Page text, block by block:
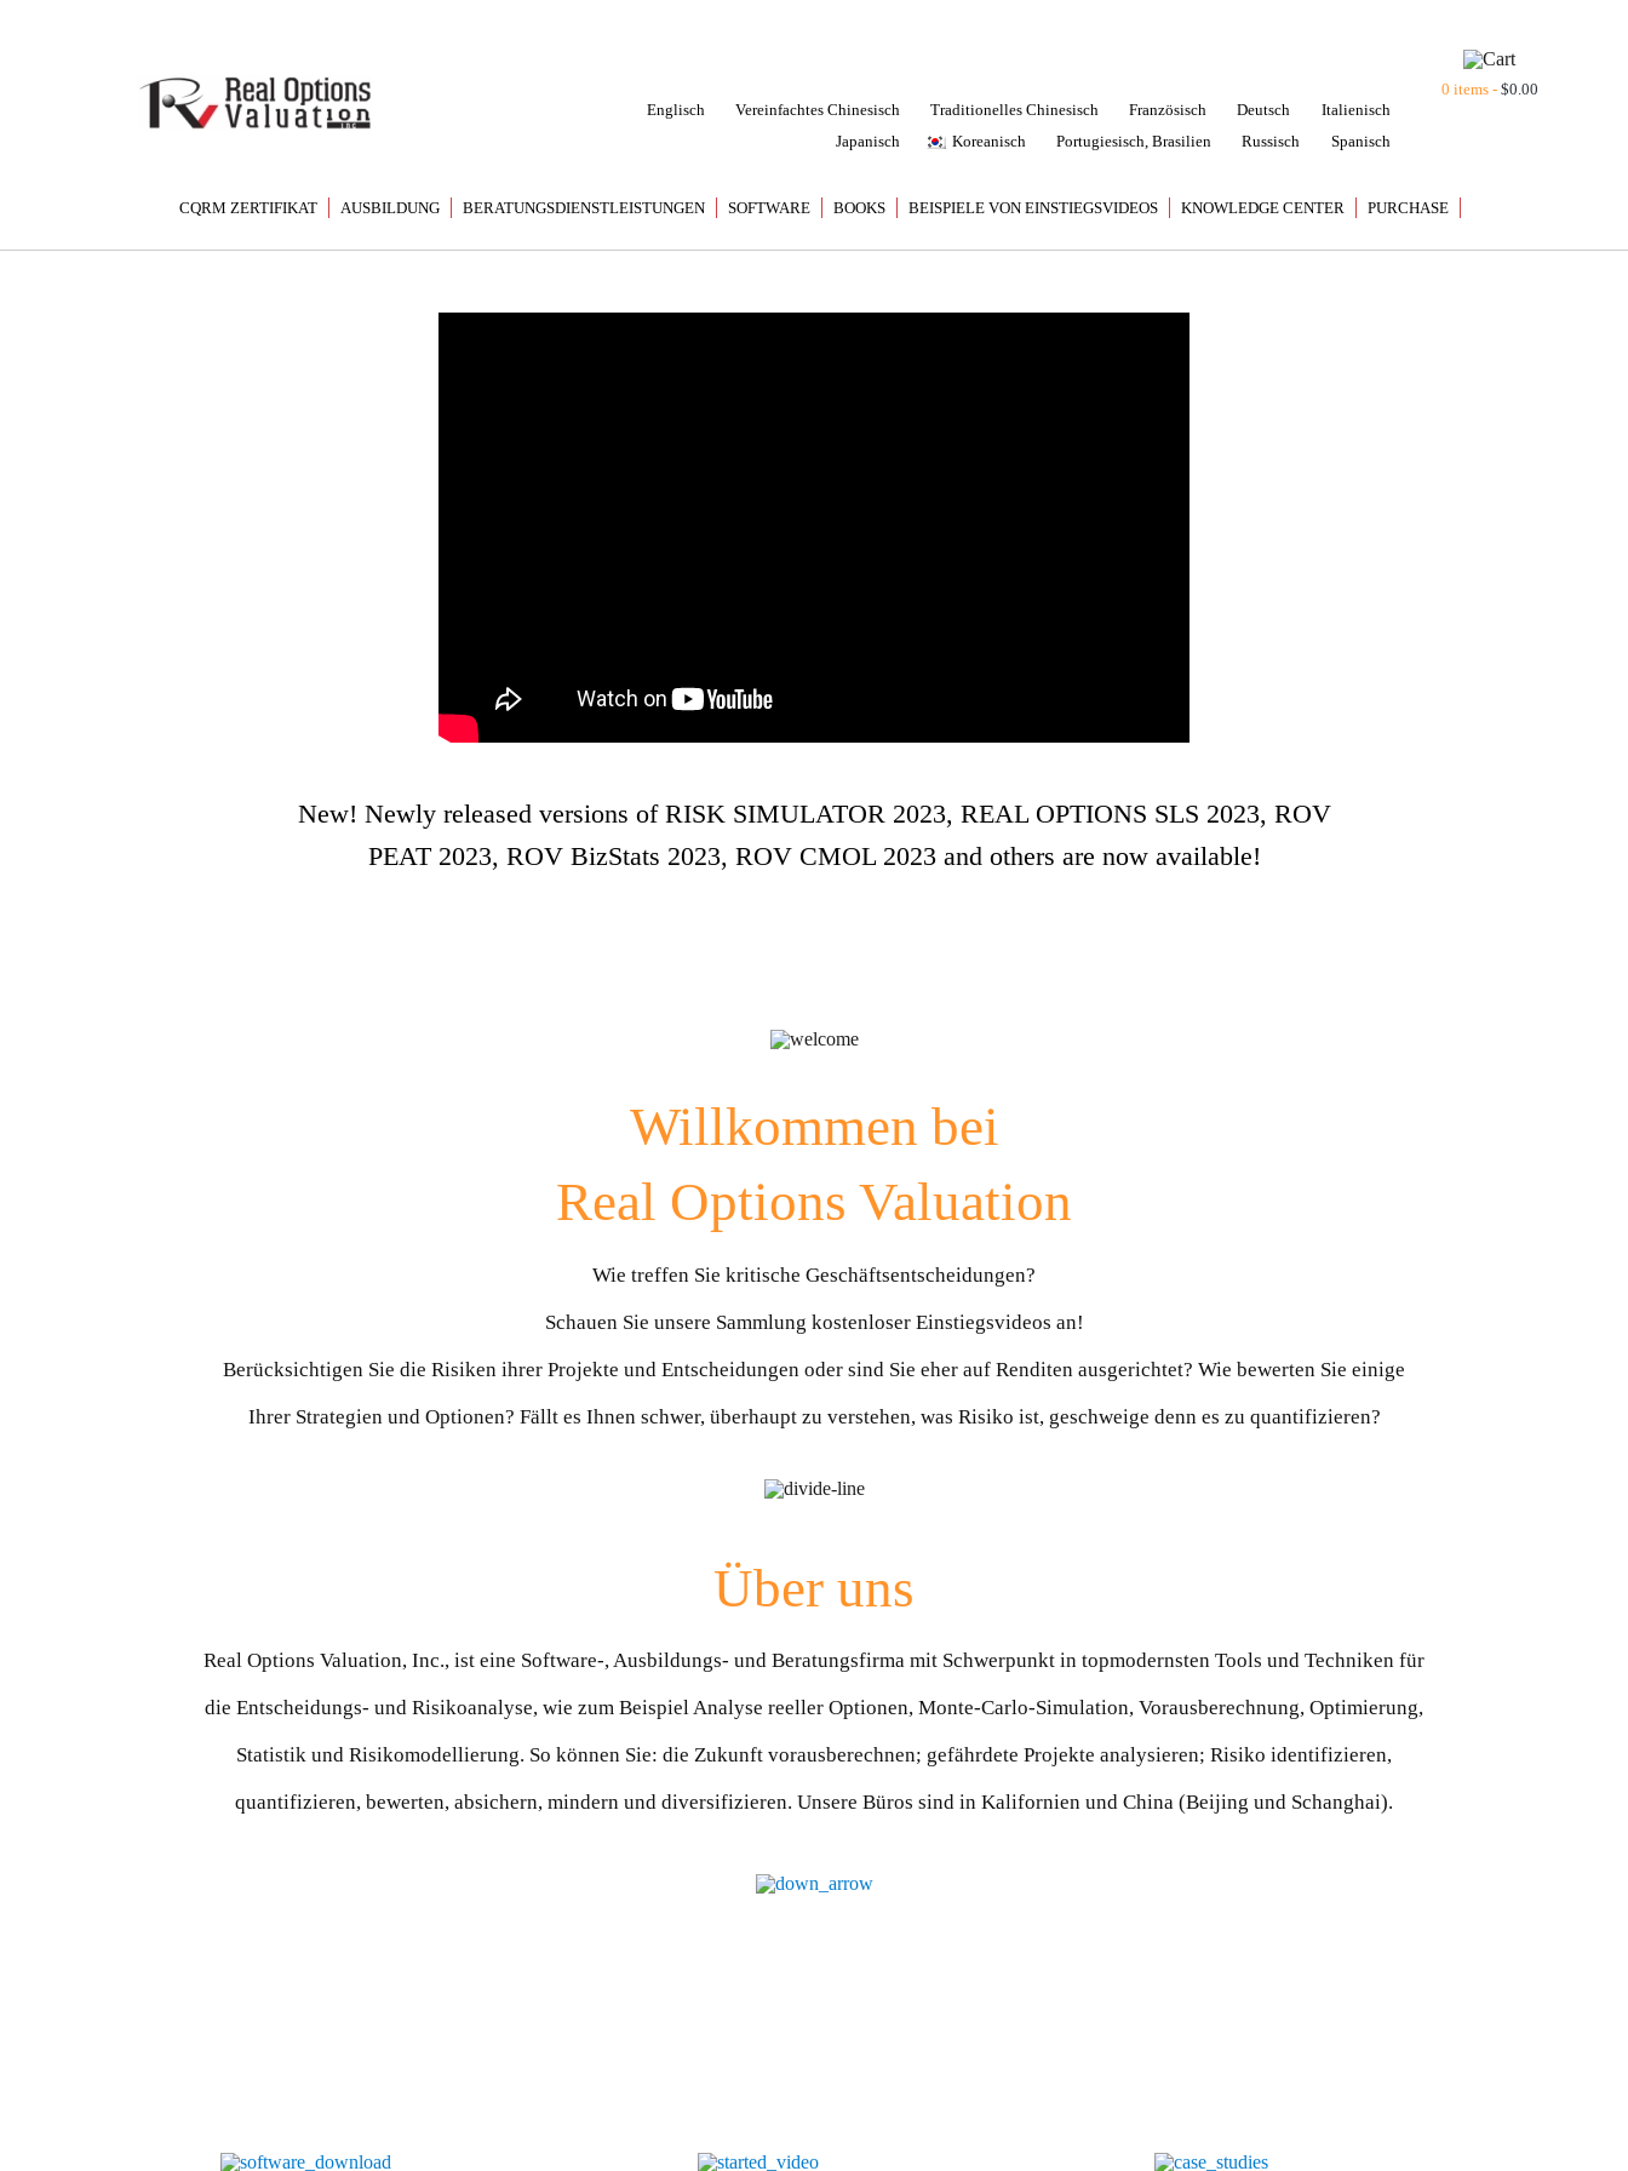
Englisch Vereinfachtes Chinesisch Traditionelles Chinesisch Französisch Deutsch
Italienisch
Japanisch
Koreanisch Portugiesisch, Brasilien Russisch Spanisch
0 items - $0.00
CQRM ZERTIFIKAT AUSBILDUNG BERATUNGSDIENSTLEISTUNGEN SOFTWARE BOOKS BEISPIELE VON EINSTIEGSVIDEOS KNOWLEDGE CENTER PURCHASE
New! Newly released versions of RISK SIMULATOR 2023, REAL OPTIONS SLS 2023, ROV
PEAT 2023, ROV BizStats 2023, ROV CMOL 2023 and others are now available!
Willkommen bei
Real Options Valuation
Wie treffen Sie kritische Geschäftsentscheidungen?
Schauen Sie unsere Sammlung kostenloser Einstiegsvideos an!
Berücksichtigen Sie die Risiken ihrer Projekte und Entscheidungen oder sind Sie eher auf Renditen ausgerichtet? Wie bewerten Sie einige
Ihrer Strategien und Optionen? Fällt es Ihnen schwer, überhaupt zu verstehen, was Risiko ist, geschweige denn es zu quantifizieren?
Über uns
Real Options Valuation, Inc., ist eine Software-, Ausbildungs- und Beratungsfirma mit Schwerpunkt in topmodernsten Tools und Techniken für
die Entscheidungs- und Risikoanalyse, wie zum Beispiel Analyse reeller Optionen, Monte-Carlo-Simulation, Vorausberechnung, Optimierung,
Statistik und Risikomodellierung. So können Sie: die Zukunft vorausberechnen; gefährdete Projekte analysieren; Risiko identifizieren,
quantifizieren, bewerten, absichern, mindern und diversifizieren. Unsere Büros sind in Kalifornien und China (Beijing und Schanghai).